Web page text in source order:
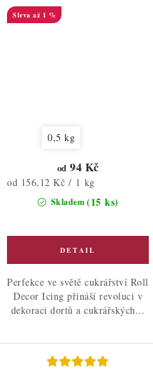
až 1 %
0,5 kg
Skladem(15 ks)
od 94 Kč
Měrná
od 156,12 Kč / 1 kg
Perfekce ve světě cukrářství Roll
Decor Icing přináší revoluci v
dekoraci dortů a cukrářských...